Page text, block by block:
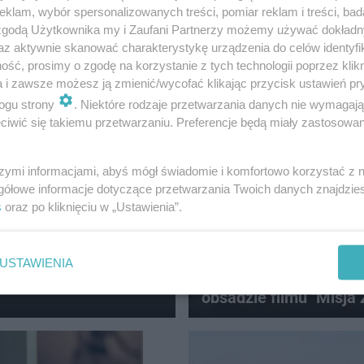
drugi
nową
JAK SIĘ TERAZ NAZYWA?
Znamy nazwisko
Żona Brzozowskiego
decyzję
"100 dni do matury"
częścią. Kot i Pazura
obsadzie filmu "Misja
wybór spersonalizowanych treści, pomiar reklam i treści,
Użytkownika my i Zaufani Partnerzy możemy używać
aktywnie skanować charakterystykę urządzenia do celów
prosimy o zgodę na korzystanie z tych technologii poprzez
i zawsze możesz ją zmienić/wycofać klikając przycisk ustawień
strony
. Niektóre rodzaje przetwarzania danych nie
się takiemu przetwarzaniu. Preferencje będą miały
informacjami, abyś mógł świadomie i komfortowo korzystać z
informacje dotyczące przetwarzania Twoich danych
oraz po kliknięciu w „Ustawienia”.
USTAWIENIA